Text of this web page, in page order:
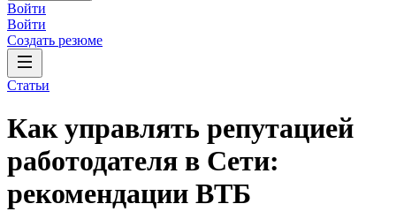
Войти
Войти
Создать резюме
Статьи
Как управлять репутацией
работодателя в Сети:
рекомендации ВТБ